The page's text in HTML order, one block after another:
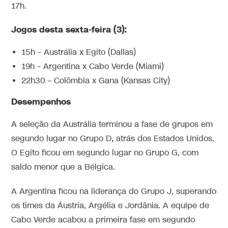
17h.
Jogos desta sexta-feira (3):
15h – Austrália x Egito (Dallas)
19h – Argentina x Cabo Verde (Miami)
22h30 – Colômbia x Gana (Kansas City)
Desempenhos
A seleção da Austrália terminou a fase de grupos em
segundo lugar no Grupo D, atrás dos Estados Unidos.
O Egito ficou em segundo lugar no Grupo G, com
saldo menor que a Bélgica.
A Argentina ficou na liderança do Grupo J, superando
os times da Áustria, Argélia e Jordânia. A equipe de
Cabo Verde acabou a primeira fase em segundo